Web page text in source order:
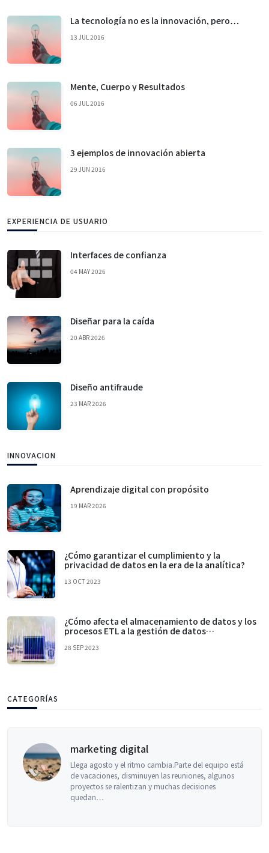
La tecnología no es la innovación, pero…
13 JUL 2016
Mente, Cuerpo y Resultados
06 JUL 2016
3 ejemplos de innovación abierta
29 JUN 2016
EXPERIENCIA DE USUARIO
Interfaces de confianza
04 MAY 2026
Diseñar para la caída
20 ABR 2026
Diseño antifraude
23 MAR 2026
INNOVACION
Aprendizaje digital con propósito
19 MAR 2026
¿Cómo garantizar el cumplimiento y la
privacidad de datos en la era de la analítica?
13 OCT 2023
¿Cómo afecta el almacenamiento de datos y los
procesos ETL a la gestión de datos
28 SEP 2023
CATEGORÍAS
marketing digital
Llega agosto y el ritmo cambia.Parte del equipo está
de vacaciones, disminuyen las reuniones, algunos
proyectos se ralentizan y muchas decisiones
quedan…